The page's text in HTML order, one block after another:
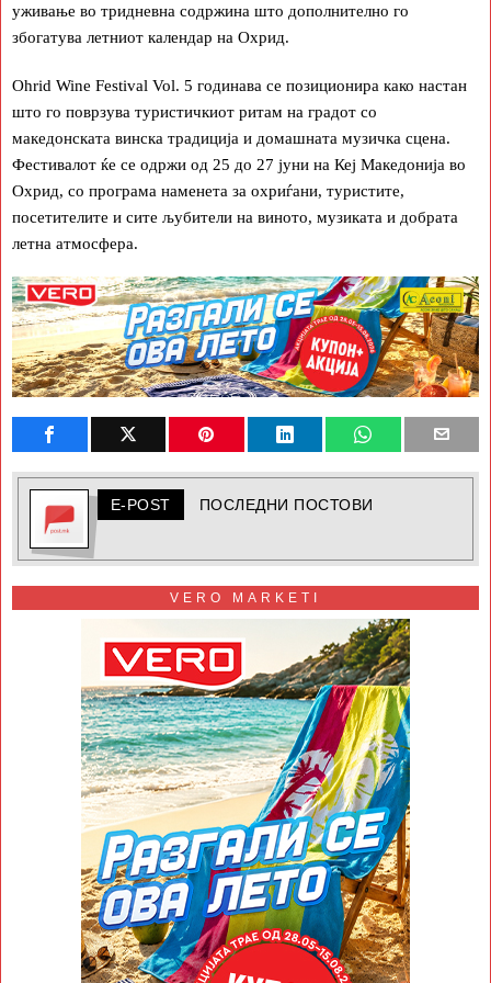
уживање во тридневна содржина што дополнително го
збогатува летниот календар на Охрид.
Ohrid Wine Festival Vol. 5 годинава се позиционира како настан
што го поврзува туристичкиот ритам на градот со
македонската винска традиција и домашната музичка сцена.
Фестивалот ќе се одржи од 25 до 27 јуни на Кеј Македонија во
Охрид, со програма наменета за охриѓани, туристите,
посетителите и сите љубители на виното, музиката и добрата
летна атмосфера.
E-POST ПОСЛЕДНИ ПОСТОВИ
VERO MARKETI